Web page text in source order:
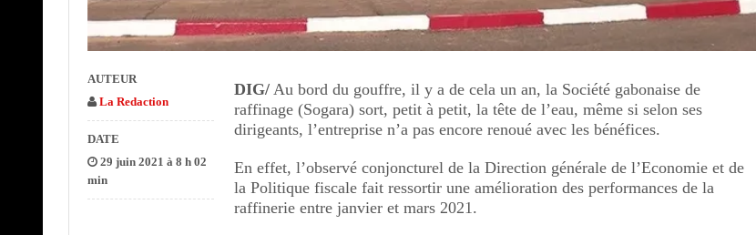
DIG/ Au bord du gouffre, il y a de cela un an, la Société gabonaise de
raffinage (Sogara) sort, petit à petit, la tête de l’eau, même si selon ses
dirigeants, l’entreprise n’a pas encore renoué avec les bénéfices.
En effet, l’observé conjoncturel de la Direction générale de l’Economie et de
la Politique fiscale fait ressortir une amélioration des performances de la
raffinerie entre janvier et mars 2021.
AUTEUR
La Redaction
DATE
29 juin 2021 à 8 h 02
min